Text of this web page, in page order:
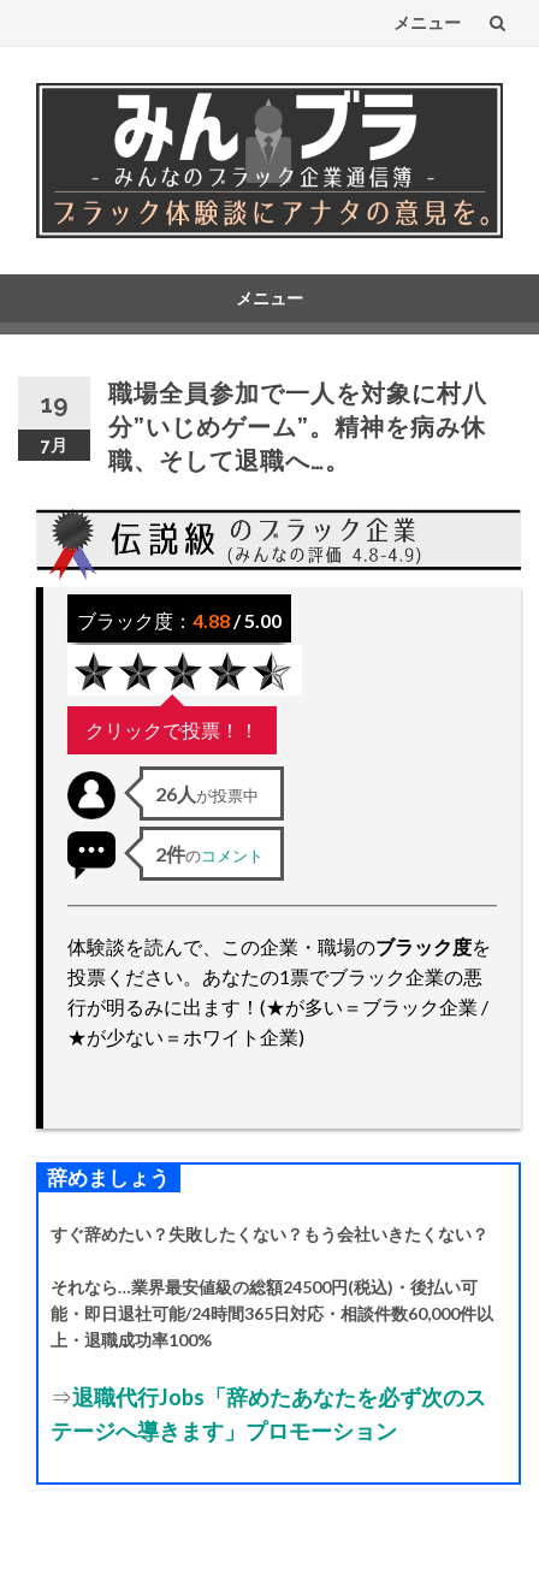
メニュー
ス
ッ
メニュー
コ
19
7月
職場全員参加で一人を対象に村八
分”いじめゲーム”。精神を病み休
職、そして退職へ…。
ブラック度： 4.88 / 5.00
クリックで投票！！
26人が投票中
2件のコメント
体験談を読んで、この企業・職場のブラック度を
投票ください。あなたの1票でブラック企業の悪
行が明るみに出ます！(★が多い＝ブラック企業 /
★が少ない＝ホワイト企業)
辞めましょう
すぐ辞めたい？失敗したくない？もう会社いきたくない？
それなら…業界最安値級の総額24500円(税込)・後払い可
能・即日退社可能/24時間365日対応・相談件数60,000件以
上・退職成功率100%
⇒退職代行Jobs「辞めたあなたを必ず次のス
テージへ導きます」プロモーション